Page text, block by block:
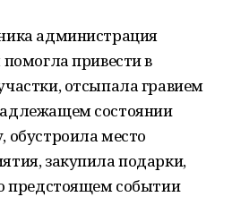
администрация
помогла привести в
отсыпала гравием
состоянии
обустроила место
закупила подарки,
предстоящем событии